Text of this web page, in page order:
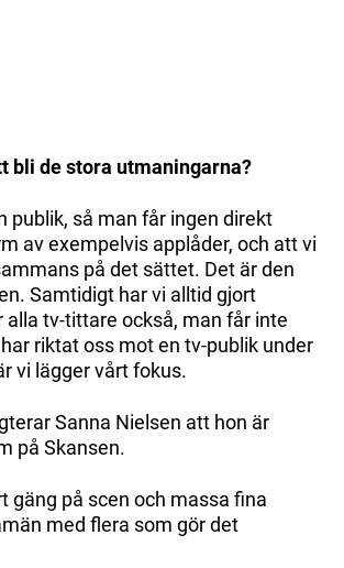
bli de stora utmaningarna?
publik, så man får ingen direkt
av exempelvis applåder, och att vi
på det sättet. Det är den
Samtidigt har vi alltid gjort
tv-tittare också, man får inte
riktat oss mot en tv-publik under
vi lägger vårt fokus.
Sanna Nielsen att hon är
på Skansen.
gäng på scen och massa fina
med flera som gör det